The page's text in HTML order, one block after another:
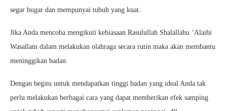
segar bugar dan mempunyai tubuh yang kuat.
Jika Anda mencoba mengikuti kebiasaan Rasulullah Shalallahu ‘Alaihi
Wasallam dalam melakukan olahraga secara rutin maka akan membantu
meninggikan badan.
Dengan begitu untuk mendapatkan tinggi badan yang ideal Anda tak
perlu melakukan berbagai cara yang dapat memberikan efek samping